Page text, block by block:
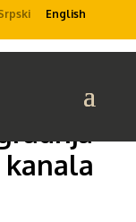
English